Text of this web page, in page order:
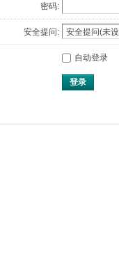
密码:
安全提问:
自动登录
登录